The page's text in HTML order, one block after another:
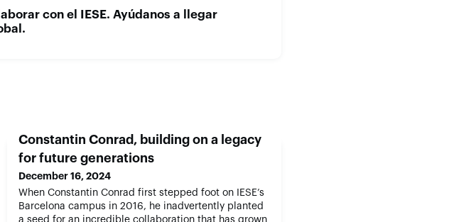
con el IESE. Ayúdanos a llegar
Constantin Conrad, building on a legacy
for future generations
December 16, 2024
When Constantin Conrad first stepped foot on IESE’s
Barcelona campus in 2016, he inadvertently planted